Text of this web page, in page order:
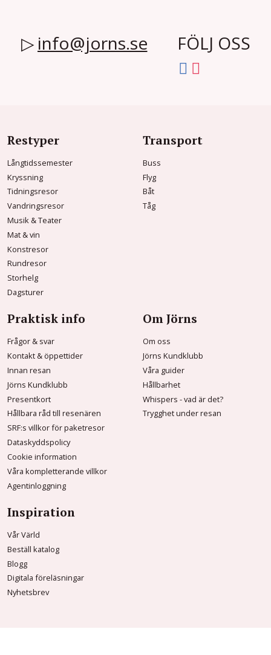
info@jorns.se FÖLJ OSS
Restyper
Långtidssemester
Kryssning
Tidningsresor
Vandringsresor
Musik & Teater
Mat & vin
Konstresor
Rundresor
Storhelg
Dagsturer
Transport
Buss
Flyg
Båt
Tåg
Praktisk info
Frågor & svar
Kontakt & öppettider
Innan resan
Jörns Kundklubb
Presentkort
Hållbara råd till resenären
SRF:s villkor för paketresor
Dataskyddspolicy
Cookie information
Våra kompletterande villkor
Agentinloggning
Om Jörns
Om oss
Jörns Kundklubb
Våra guider
Hållbarhet
Whispers - vad är det?
Trygghet under resan
Inspiration
Vår Värld
Beställ katalog
Blogg
Digitala föreläsningar
Nyhetsbrev